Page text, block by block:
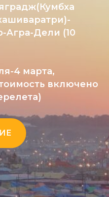
Агра-Дели (10
4 марта,
включено